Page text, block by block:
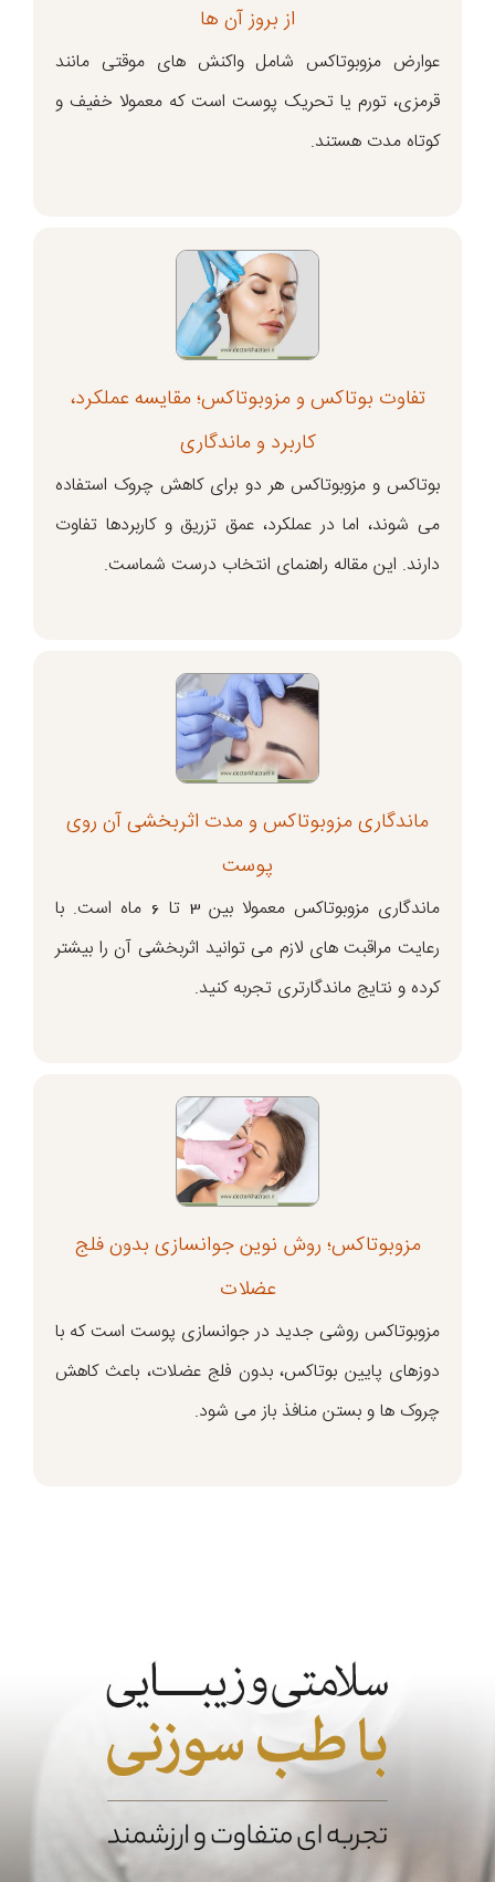
از بروز آن ها
عوارض مزوبوتاکس شامل واکنش های موقتی مانند
قرمزی، تورم یا تحریک پوست است که معمولا خفیف و
کوتاه مدت هستند.
تفاوت بوتاکس و مزوبوتاکس؛ مقایسه عملکرد،
کاربرد و ماندگاری
بوتاکس و مزوبوتاکس هر دو برای کاهش چروک استفاده
می شوند، اما در عملکرد، عمق تزریق و کاربردها تفاوت
دارند. این مقاله راهنمای انتخاب درست شماست.
ماندگاری مزوبوتاکس و مدت اثربخشی آن روی
پوست
ماندگاری مزوبوتاکس معمولا بین ۳ تا ۶ ماه است. با
رعایت مراقبت های لازم می توانید اثربخشی آن را بیشتر
کرده و نتایج ماندگارتری تجربه کنید.
مزوبوتاکس؛ روش نوین جوانسازی بدون فلج
عضلات
مزوبوتاکس روشی جدید در جوانسازی پوست است که با
دوزهای پایین بوتاکس، بدون فلج عضلات، باعث کاهش
چروک ها و بستن منافذ باز می شود.